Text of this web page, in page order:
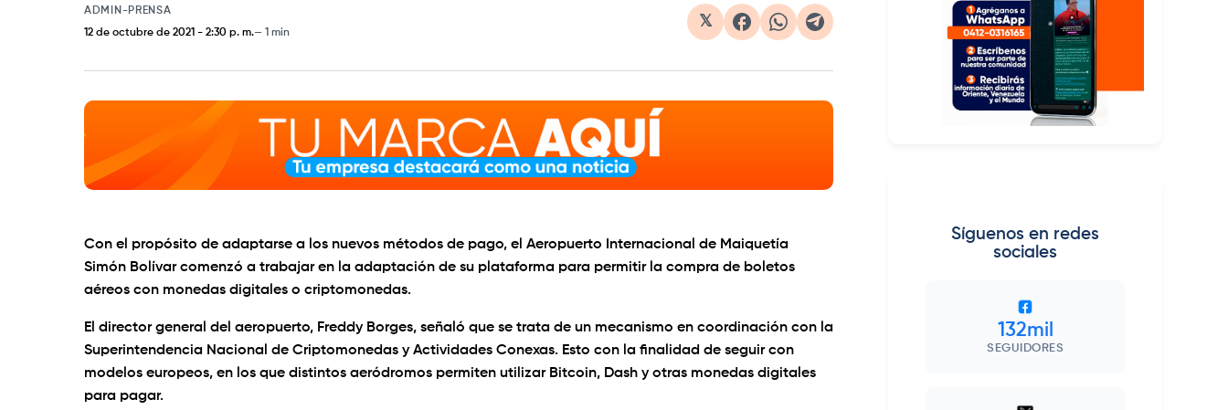
ADMIN-PRENSA
12 de octubre de 2021 - 2:30 p. m. 1 min
𝕏
Con el propósito de adaptarse a los nuevos métodos de pago, el Aeropuerto Internacional de Maiquetía
Simón Bolívarcomenzó a trabajar en la adaptación de su plataforma para permitir la compra de boletos
aéreos con monedas digitales o criptomonedas.
El director general del aeropuerto, Freddy Borges, señaló que se trata de un mecanismo en coordinación con la
Superintendencia Nacional de Criptomonedas y Actividades Conexas. Esto con la finalidad de seguir con
modelos europeos, en los que distintos aeródromos permiten utilizar Bitcoin, Dash y otras monedas digitales
para pagar.
Síguenos en redes
sociales
132mil
SEGUIDORES